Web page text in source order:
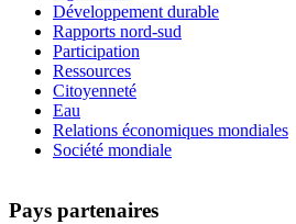
Développement durable
Rapports nord-sud
Participation
Ressources
Citoyenneté
Eau
Relations économiques mondiales
Société mondiale
Pays partenaires